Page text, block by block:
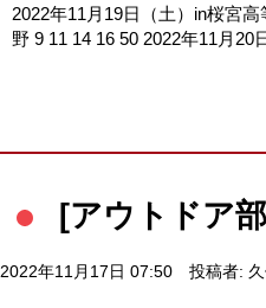
2022年11月19日（土）in桜
野 9 11 14 16 50 2022年11
[アウトドア
2022年11月17日 07:50 投稿者: